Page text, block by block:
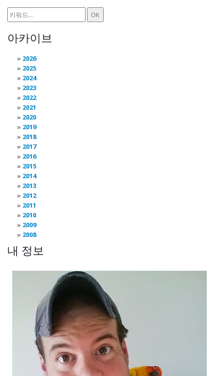
아카이브
2026
2025
2024
2023
2022
2021
2020
2019
2018
2017
2016
2015
2014
2013
2012
2011
2010
2009
2008
내 정보